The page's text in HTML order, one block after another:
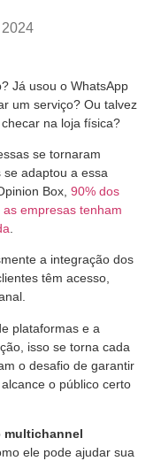
Já usou o WhatsApp
um serviço? Ou talvez
na loja física?
se tornaram
adaptou a essa
Box, 90% dos
empresas tenham
a integração dos
têm acesso,
plataformas e a
isso se torna cada
o desafio de garantir
o público certo
multichannel
ele pode ajudar sua